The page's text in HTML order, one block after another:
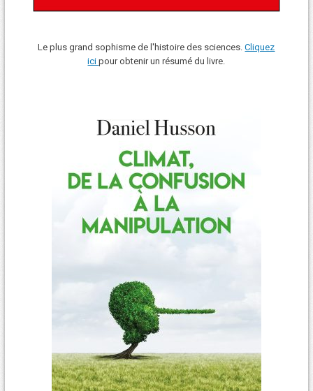
Le plus grand sophisme de l'histoire des sciences.Cliquez
icipour obtenir un résumé du livre.